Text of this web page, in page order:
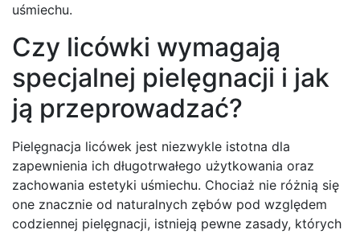
uśmiechu.
Czy licówki wymagają
specjalnej pielęgnacji i jak
ją przeprowadzać?
Pielęgnacja licówek jest niezwykle istotna dla
zapewnienia ich długotrwałego użytkowania oraz
zachowania estetyki uśmiechu. Chociaż nie różnią się
one znacznie od naturalnych zębów pod względem
codziennej pielęgnacji, istnieją pewne zasady, których